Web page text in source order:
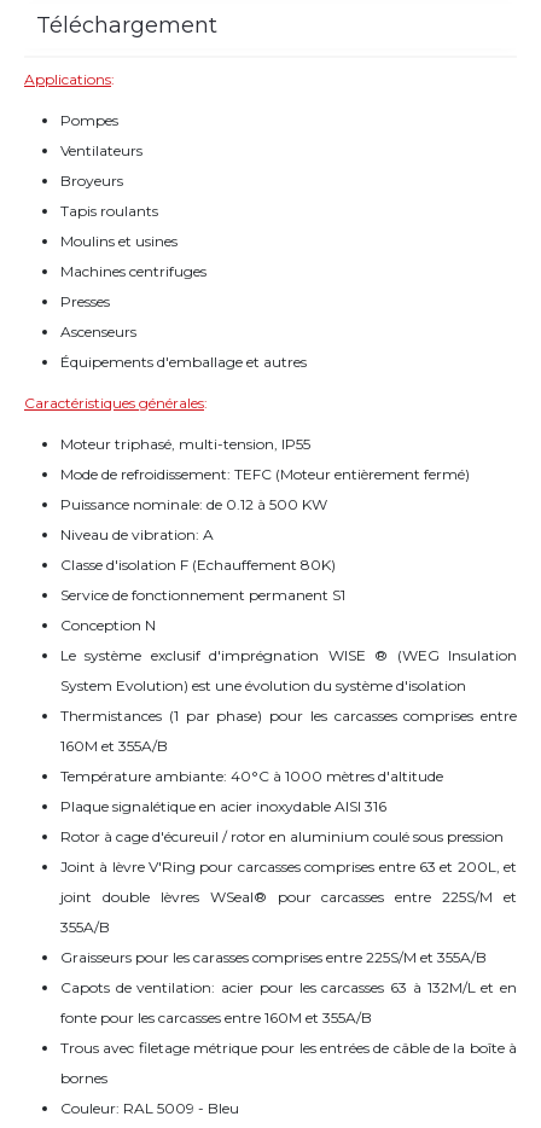
Téléchargement
Applications:
Pompes
Ventilateurs
Broyeurs
Tapis roulants
Moulins et usines
Machines centrifuges
Presses
Ascenseurs
Équipements d'emballage et autres
Caractéristiques générales:
Moteur triphasé, multi-tension, IP55
Mode de refroidissement: TEFC (Moteur entièrement fermé)
Puissance nominale: de 0.12 à 500 KW
Niveau de vibration: A
Classe d'isolation F (Echauffement 80K)
Service de fonctionnement permanent S1
Conception N
Le système exclusif d'imprégnation WISE ® (WEG Insulation
System Evolution) est une évolution du système d'isolation
Thermistances (1 par phase) pour les carcasses comprises entre
160M et 355A/B
Température ambiante: 40°C à 1000 mètres d'altitude
Plaque signalétique en acier inoxydable AISI 316
Rotor à cage d'écureuil / rotor en aluminium coulé sous pression
Joint à lèvre V'Ring pour carcasses comprises entre 63 et 200L, et
joint double lèvres WSeal® pour carcasses entre 225S/M et
355A/B
Graisseurs pour les carasses comprises entre 225S/M et 355A/B
Capots de ventilation: acier pour les carcasses 63 à 132M/L et en
fonte pour les carcasses entre 160M et 355A/B
Trous avec filetage métrique pour les entrées de câble de la boîte à
bornes
Couleur: RAL 5009 - Bleu